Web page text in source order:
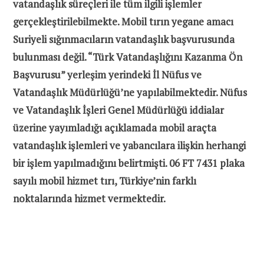
vatandaşlık süreçleri ile tüm ilgili işlemler
gerçekleştirilebilmekte. Mobil tırın yegane amacı
Suriyeli sığınmacıların vatandaşlık başvurusunda
bulunması değil. “Türk Vatandaşlığını Kazanma Ön
Başvurusu” yerleşim yerindeki İl Nüfus ve
Vatandaşlık Müdürlüğü’ne yapılabilmektedir. Nüfus
ve Vatandaşlık İşleri Genel Müdürlüğü iddialar
üzerine yayımladığı açıklamada mobil araçta
vatandaşlık işlemleri ve yabancılara ilişkin herhangi
bir işlem yapılmadığını belirtmişti. 06 FT 7431 plaka
sayılı mobil hizmet tırı, Türkiye’nin farklı
noktalarında hizmet vermektedir.